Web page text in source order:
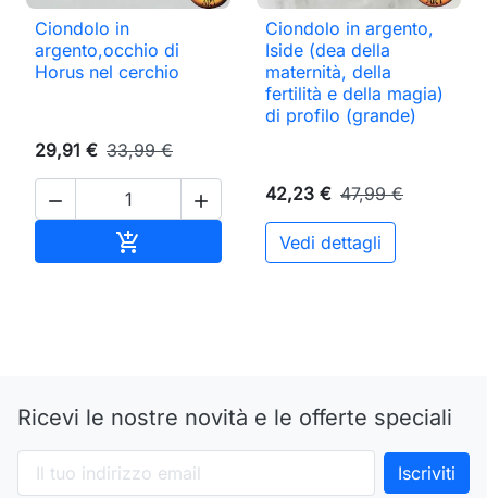
Ciondolo in
argento,occhio di
Horus nel cerchio
29,91 € 33,99 €
 
 Aggiungi al carrello
Ciondolo in argento,
Iside (dea della
maternità, della
fertilità e della magia)
di profilo (grande)
42,23 € 47,99 €
Vedi dettagli
Ricevi le nostre novità e le offerte speciali